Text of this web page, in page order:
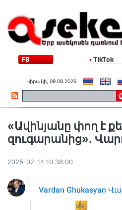
FB TikTok
Կիրակի, 09.08.2026
«Ավինյանը փող է
զուգարանից»․
2025-02-14 10:38:00